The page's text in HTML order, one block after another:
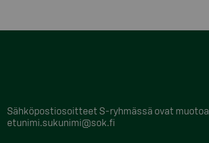
Sähköpostiosoitteet S-ryhmässä ovat muotoa
etunimi.sukunimi@sok.fi